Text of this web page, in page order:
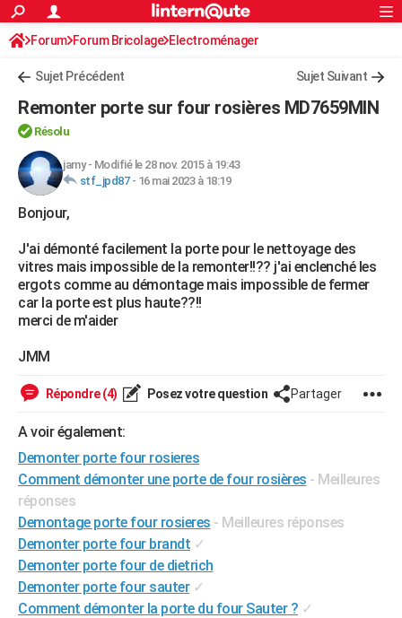
ACTUALITÉS
Politique
Société
Faits Divers
Education
Monde
Villes
+
Programme TV
TNTStreaming
Cinéma
Sorties cinéma
Musique
+FINANCE
Retraite
Impôts
Epargne
Immobilier
Risques naturels par ville
Banque
Assurance
Crédit
AUTO
Essais
Réserver un essai
Citadines
Berlines
SUV
Forum auto
BRICOLAGE
Forum
Aménagement intérieur
Extérieur
Cuisine
Salle de bains
Jardinage
Rangement
WEEK-END
Guides de France
Escapades
Patrimoine
Expositions
Musées
Week-end nature
+LIFESTYLE
SANTE
Alimentation
Guide de la santé
Maladies
Médicaments
Sommeil
VOYAGE
PHOTO
GUIDES D'ACHAT
BONS PLANS
CARTE DE VOEUX
Carte de Noël
Carte Bonne année
Carte Saint-Valentin
Carte Pâques
Carte d'anniversaire
DICTIONNAIRE
Dictionnaire
Biographies
Citations
Expressions
Proverbes
PROGRAMME TV
S'inscrire
Connexion
Forum Forum Bricolage Electroménager
Sujet Précédent Sujet Suivant
Remonter porte sur four rosières MD7659MIN
Résolu
jamy- Modifié le 28 nov. 2015 à 19:43
stf_jpd87- 16 mai 2023 à 18:19
Bonjour,
J'ai démonté facilement la porte pour le nettoyage des
vitres mais impossible de la remonter!!?? j'ai enclenché les
ergots comme au démontage mais impossible de fermer
car la porte est plus haute??!!
merci de m'aider
JMM
Répondre (4) Posez votre question Partager
A voir également:
Demonter porte four rosieres
Comment démonter une porte de four rosières - Meilleures
réponses
Demontage porte four rosieres - Meilleures réponses
Demonter porte four brandt ✓
Demonter porte four de dietrich
Demonter porte four sauter ✓
Comment démonter la porte du four Sauter ? ✓